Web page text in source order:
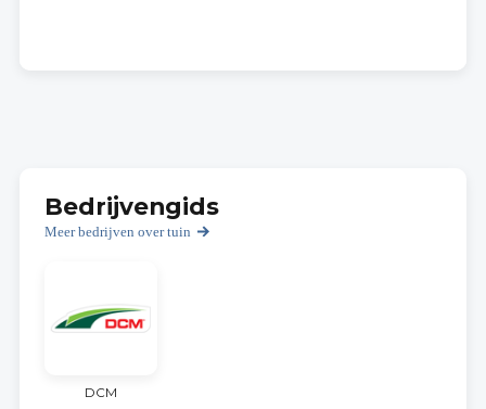
Bedrijvengids
Meer bedrijven over tuin
DCM